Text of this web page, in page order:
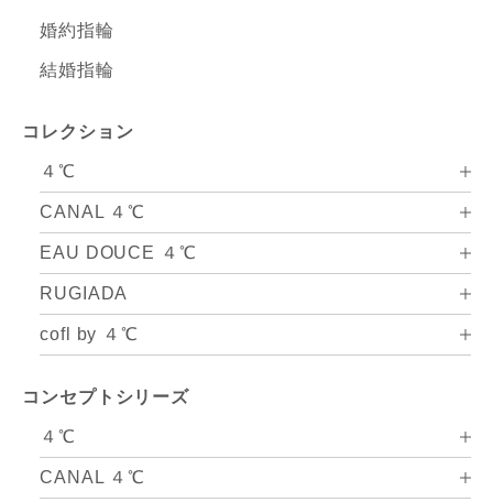
婚約指輪
結婚指輪
コレクション
４℃
CANAL ４℃
EAU DOUCE ４℃
RUGIADA
cofl by ４℃
コンセプトシリーズ
４℃
CANAL ４℃